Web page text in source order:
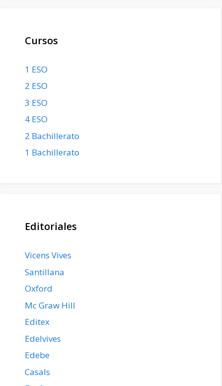
Cursos
1 ESO
2 ESO
3 ESO
4 ESO
2 Bachillerato
1 Bachillerato
Editoriales
Vicens Vives
Santillana
Oxford
Mc Graw Hill
Editex
Edelvives
Edebe
Casals